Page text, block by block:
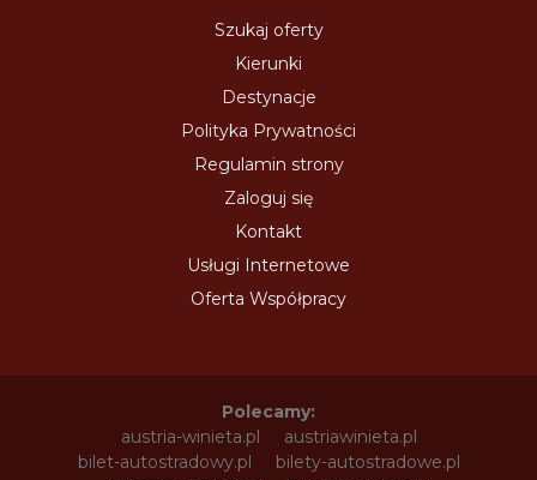
Szukaj oferty
Kierunki
Destynacje
Polityka Prywatności
Regulamin strony
Zaloguj się
Kontakt
Usługi Internetowe
Oferta Współpracy
Polecamy:
austria-winieta.pl
austriawinieta.pl
bilet-autostradowy.pl
bilety-autostradowe.pl